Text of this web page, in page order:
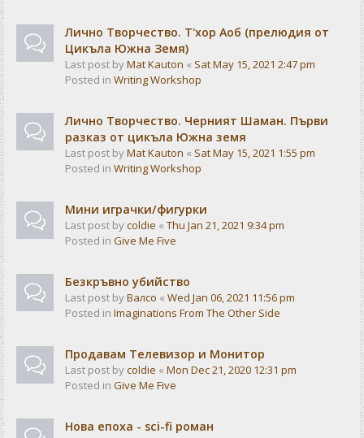
Лично Творчество. Т'хор Аоб (прелюдия от
Цикъла Южна Земя)
Last post byMat Kauton « Sat May 15, 2021 2:47 pm
Posted in Writing Workshop
Лично Творчество. Черният Шаман. Първи
разказ от цикъла Южна земя
Last post byMat Kauton « Sat May 15, 2021 1:55 pm
Posted in Writing Workshop
Мини играчки/фигурки
Last post bycoldie « Thu Jan 21, 2021 9:34 pm
Posted in Give Me Five
Безкръвно убийство
Last post byВалсо « Wed Jan 06, 2021 11:56 pm
Posted in Imaginations From The Other Side
Продавам Телевизор и Монитор
Last post bycoldie « Mon Dec 21, 2020 12:31 pm
Posted in Give Me Five
Нова епоха - sci-fi роман